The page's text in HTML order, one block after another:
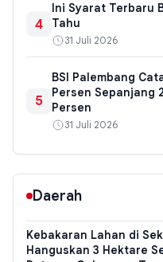
4
Ini Syarat Terbaru
Tahu
31 Juli 2026
5
BSI Palembang
Persen Sepanjang
Persen
31 Juli 2026
Daerah
Kebakaran Lahan di
Hanguskan 3 Hektare